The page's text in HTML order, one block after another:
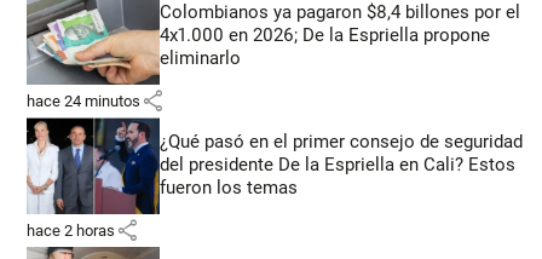
Colombianos ya pagaron $8,4 billones por el
4x1.000 en 2026; De la Espriella propone
eliminarlo
hace 24 minutos share
¿Qué pasó en el primer consejo de seguridad
del presidente De la Espriella en Cali? Estos
fueron los temas
hace 2 horas share